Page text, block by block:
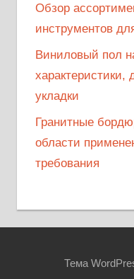
Обзор
инструментов
Виниловый пол
характеристики,
укладки
Гранитные
области
требования
Тема